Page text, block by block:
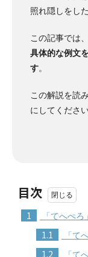
照れ隠しをし
この記事では、
具体的な例文
す。
この解説を読
にしてください
目次
1 「てへぺろ
1.1 「て
1.2 「て